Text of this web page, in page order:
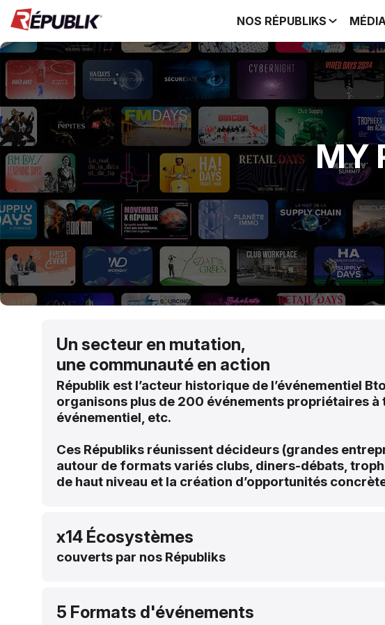
NOS RÉPUBLIKS
MY
Un secteur en mutation,
une communauté en action
Républik est l’acteur historique de l’événementiel
organisons plus de 200 événements propriétaires à
événementiel, etc.
Ces Républiks réunissent décideurs (grandes
autour de formats variés clubs, diners-débats,
de haut niveau et la création d’opportunités
x14 Écosystèmes
couverts par nos Républiks
5 Formats d'événements